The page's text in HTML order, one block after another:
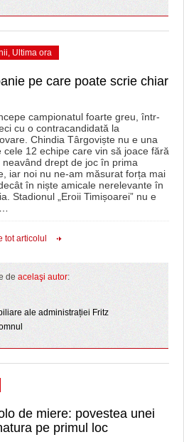
Ultima ora
pe care poate scrie chiar
campionatul foarte greu, într-
cu o contracandidată la
Chindia Târgoviște nu e una
cele 12 echipe care vin să joace fără
neavând drept de joc în prima
iar noi nu ne-am măsurat forța mai
în niște amicale nerelevante în
Stadionul „Eroii Timișoarei” nu e
tot articolul
de acelaşi autor:
ale administrației Fritz
de miere: povestea unei
pe primul loc